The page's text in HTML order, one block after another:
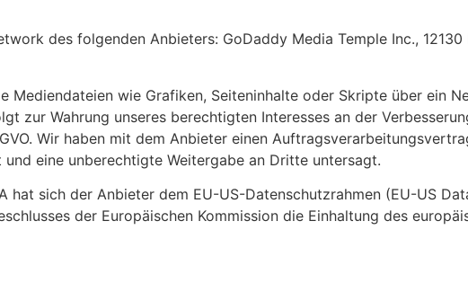
des folgenden Anbieters: GoDaddy Media Temple Inc.,
Mediendateien wie Grafiken, Seiteninhalte oder Skripte über ein
zur Wahrung unseres berechtigten Interesses an der
Wir haben mit dem Anbieter einen
eine unberechtigte Weitergabe an Dritte untersagt.
hat sich der Anbieter dem EU-US-Datenschutzrahmen (EU-US
der Europäischen Kommission die Einhaltung des